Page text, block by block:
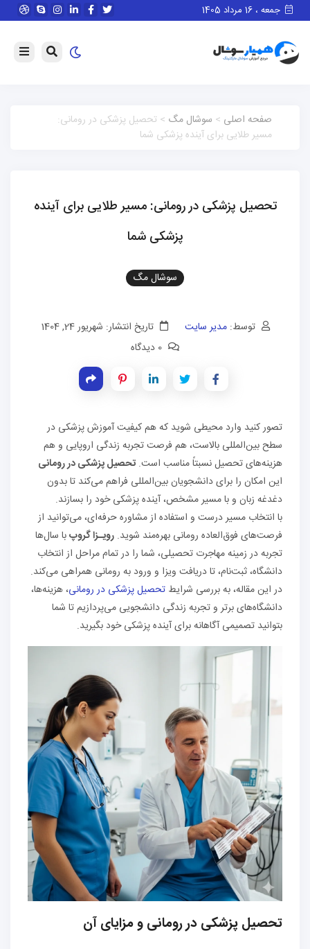
جمعه ، 16 مرداد 1405
صفحه اصلی > سوشال مگ > تحصیل پزشکی در رومانی:
مسیر طلایی برای آینده پزشکی شما
تحصیل پزشکی در رومانی: مسیر طلایی برای آینده
پزشکی شما
سوشال مگ
توسط:مدیر سایت
تاریخ انتشار: شهریور 24, 1404
تصور کنید وارد محیطی شوید که هم کیفیت آموزش پزشکی در
سطح بین‌المللی بالاست، هم فرصت تجربه زندگی اروپایی و هم
هزینه‌های تحصیل نسبتاً مناسب است. تحصیل پزشکی در رومانی
این امکان را برای دانشجویان بین‌المللی فراهم می‌کند تا بدون
دغدغه زبان و با مسیر مشخص، آینده پزشکی خود را بسازند.
با انتخاب مسیر درست و استفاده از مشاوره حرفه‌ای، می‌توانید از
فرصت‌های فوق‌العاده رومانی بهره‌مند شوید. رویـزا گروپبا سال‌ها
تجربه در زمینه مهاجرت تحصیلی، شما را در تمام مراحل از انتخاب
دانشگاه، ثبت‌نام، تا دریافت ویزا و ورود به رومانی همراهی می‌کند.
در این مقاله، به بررسی شرایط تحصیل پزشکی در رومانی، هزینه‌ها،
دانشگاه‌های برتر و تجربه زندگی دانشجویی می‌پردازیم تا شما
بتوانید تصمیمی آگاهانه برای آینده پزشکی خود بگیرید.
تحصیل پزشکی در رومانی و مزایای آن